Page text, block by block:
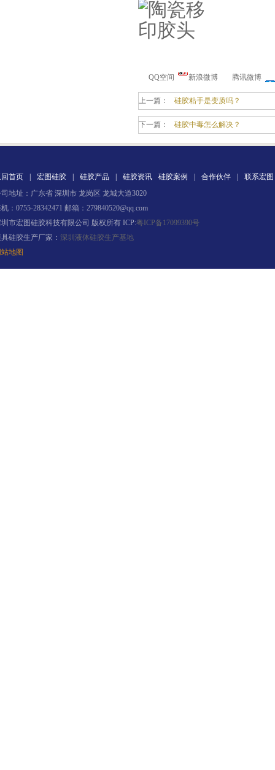
高效过滤器液槽胶
QQ空间 新浪微博 腾讯微博
上一篇： 硅胶粘手是变质吗？
下一篇： 硅胶中毒怎么解决？
首页 宏图硅胶 硅胶产品 硅胶资讯 硅胶案例 合作伙伴
联系宏图
地址：广东省 深圳市 龙岗区 龙城大道3020
：0755-28342471 邮箱：279840520@qq.com
市宏图硅胶科技有限公司 版权所有 ICP:粤ICP备17099390号
硅胶生产厂家： 深圳液体硅胶生产基地
地图